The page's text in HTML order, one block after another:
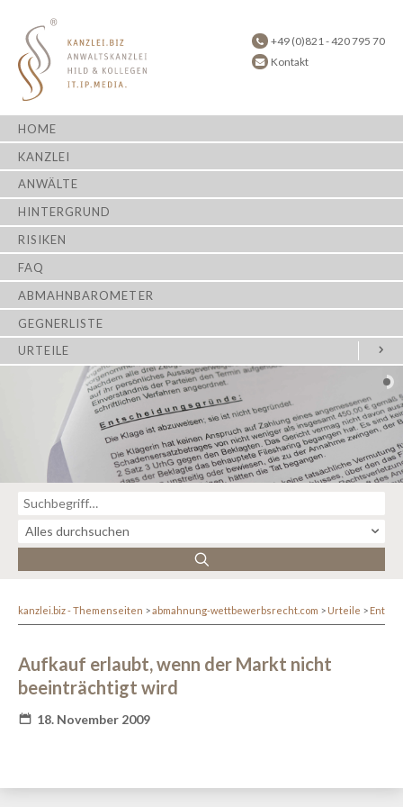
+49 (0)821 - 420 795 70
Kontakt
HOME
KANZLEI
ANWÄLTE
HINTERGRUND
RISIKEN
FAQ
ABMAHNBAROMETER
GEGNERLISTE
URTEILE
kanzlei.biz - Themenseiten abmahnung-wettbewerbsrecht.com Urteile
Aufkauf erlaubt, wenn der Markt nicht
beeinträchtigt wird
18. November 2009